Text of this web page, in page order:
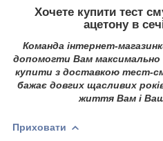
Хочете купити тест
ацетону в
Команда інтернет-
допомогти Вам
купити з доставкою тест-
бажає довгих щасливих
життя Вам і
Приховати